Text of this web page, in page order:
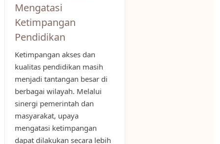
Mengatasi
Ketimpangan
Pendidikan
Ketimpangan akses dan
kualitas pendidikan masih
menjadi tantangan besar di
berbagai wilayah. Melalui
sinergi pemerintah dan
masyarakat, upaya
mengatasi ketimpangan
dapat dilakukan secara lebih